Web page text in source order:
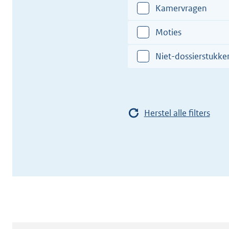
XII Kamervragen
Moties
Niet-
Herstel alle filters